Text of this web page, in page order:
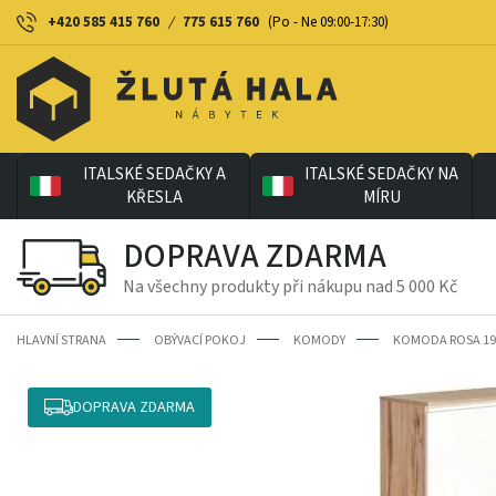
+420 585 415 760 / 775 615 760 (Po - Ne 09:00-17:30)
ITALSKÉ SEDAČKY A
KŘESLA
ITALSKÉ SEDAČKY NA
MÍRU
DOPRAVA ZDARMA
Na všechny produkty při nákupu nad 5 000 Kč
HLAVNÍ STRANA OBÝVACÍ POKOJ KOMODY KOMODA ROSA 19
DOPRAVA ZDARMA